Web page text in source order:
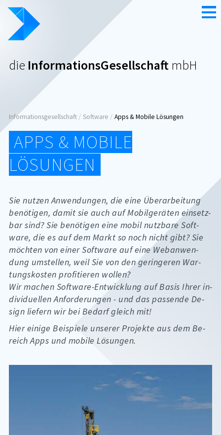
Zum
Inhalt
die InformationsGesellschaft mbH
Seitenpfad:
Informationsgesellschaft Software Apps & Mobile Lösungen
APPS & MOBILE
LÖSUNGEN
Sie nut­zen An­wen­dun­gen, die eine Übe­r­ar­bei­tung
be­nö­ti­gen, da­mit sie auch auf Mo­bil­ge­rä­ten ein­setz­
bar sind? Sie be­nö­ti­gen eine mo­bil nutz­ba­re Soft­
ware, die es auf dem Markt so noch nicht gibt? Sie
möch­ten von ei­ner Soft­ware auf eine Web­an­wen­
dung um­stel­len, weil Sie von den ge­rin­ge­ren War­
tungs­kos­ten pro­fi­tie­ren wol­len?
Wir ma­chen Soft­ware-Ent­wick­lung auf Ba­sis Ih­rer in­
di­vi­du­el­len An­for­de­run­gen - und das pas­sen­de De­
sign lie­fern wir bei Be­darf gleich mit!
Hier ei­ni­ge Bei­spie­le un­se­rer Pro­jek­te aus dem Be­
reich Apps und mo­bi­le Lö­sun­gen.